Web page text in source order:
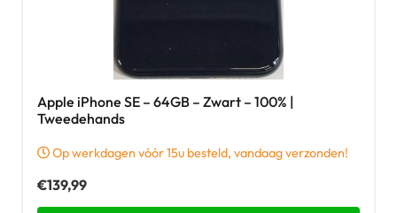
Apple iPhone SE – 64GB – Zwart – 100% |
Tweedehands
Op werkdagen vóór 15u besteld, vandaag verzonden!
€139,99